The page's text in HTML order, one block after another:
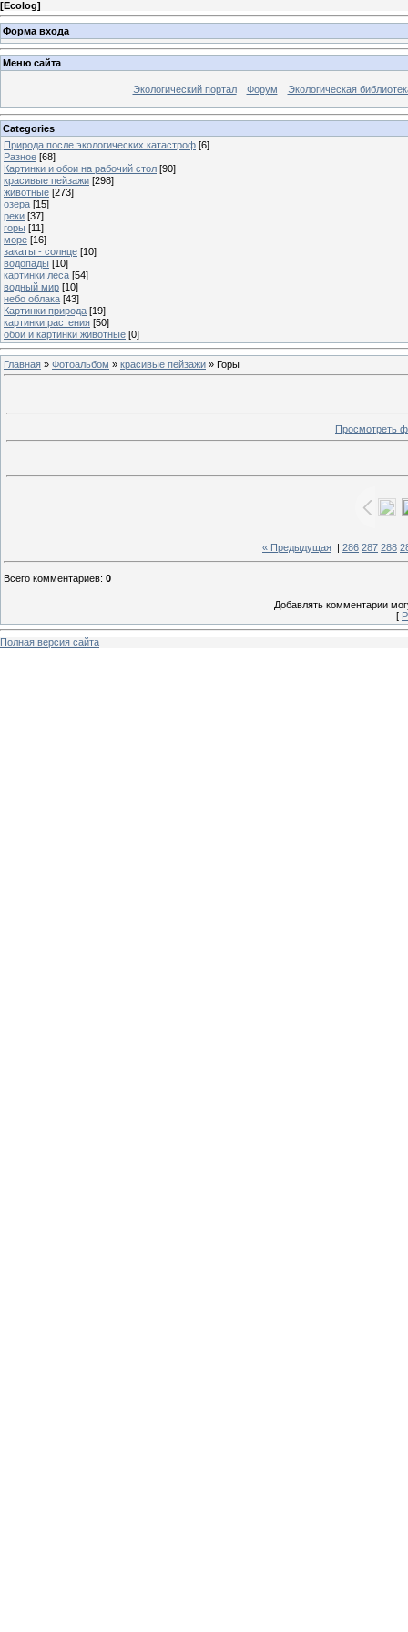
[Ecolog]
Форма входа
Меню сайта
Экологический портал Форум Экологическая
Categories
Природа после экологических катастроф [6]
Разное [68]
Картинки и обои на рабочий стол [90]
красивые пейзажи [298]
животные [273]
озера [15]
реки [37]
горы [11]
море [16]
закаты - солнце [10]
водопады [10]
картинки леса [54]
водный мир [10]
небо облака [43]
Картинки природа [19]
картинки растения [50]
обои и картинки животные [0]
Главная » Фотоальбом » красивые пейзажи » Горы
Просмотреть
« Предыдущая 286 287 288
Всего комментариев: 0
Добавлять комментарии
[
Полная версия сайта